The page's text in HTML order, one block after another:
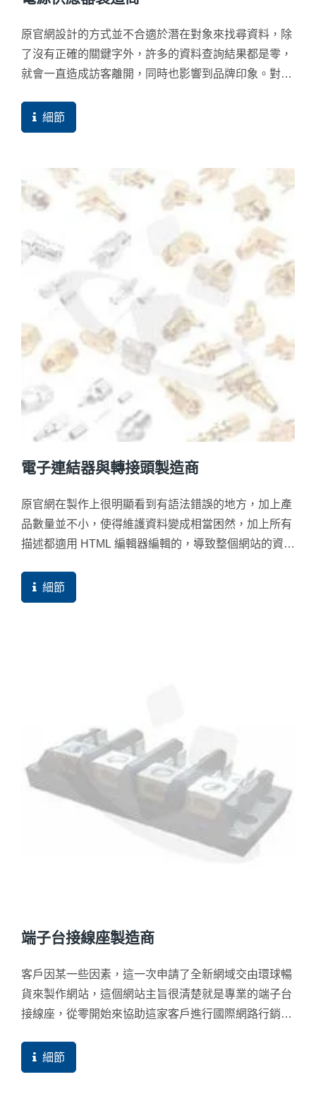
原官網設計的方式並不合適於潛在對象來找尋資料，除
了沒有正確的關鍵字外，許多的資料查詢結果都是零，
就會一直造成訪客離開，同時也影響到品牌印象。對搜
細節
電子連結器與轉接頭製造商
原官網在製作上很明顯看到有語法錯誤的地方，加上產
品數量並不小，使得維護資料變成相當困然，加上所有
描述都適用 HTML 編輯器編輯的，導致整個網站的資料
上的絆腳石。
細節
端子台接線座製造商
客戶因某一些因素，這一次申請了全新網域交由環球暢
貨來製作網站，這個網站主旨很清楚就是專業的端子台
接線座，從零開始來協助這家客戶進行國際網路行銷，
細節